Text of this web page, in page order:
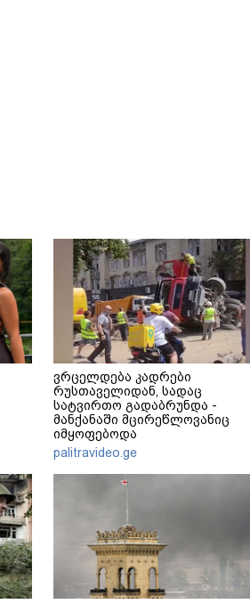
ვრცელდება კადრები
რუსთაველიდან, სადაც
სატვირთო გადაბრუნდა -
მანქანაში მცირეწლოვანიც
იმყოფებოდა
palitravideo.ge